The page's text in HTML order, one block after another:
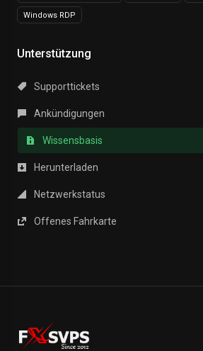
Windows RDP
Unterstützung
Supporttickets
Ankündigungen
Wissensbasis
Herunterladen
Netzwerkstatus
Offenes Fahrkarte